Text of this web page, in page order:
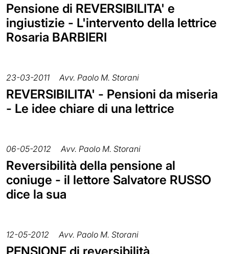
Pensione di REVERSIBILITA' e
ingiustizie - L'intervento della lettrice
Rosaria BARBIERI
23-03-2011 Avv. Paolo M. Storani
REVERSIBILITA' - Pensioni da miseria
- Le idee chiare di una lettrice
06-05-2012 Avv. Paolo M. Storani
Reversibilità della pensione al
coniuge - il lettore Salvatore RUSSO
dice la sua
12-05-2012 Avv. Paolo M. Storani
PENSIONE di reversibilità,